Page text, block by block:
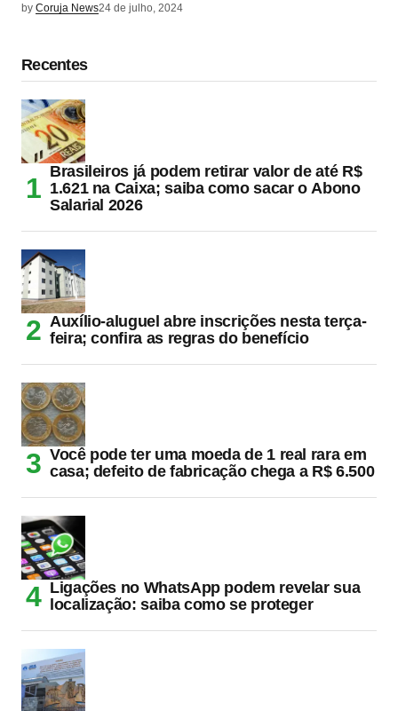
by Coruja News24 de julho, 2024
Recentes
Brasileiros já podem retirar valor de até R$
1.621 na Caixa; saiba como sacar o Abono
Salarial 2026
Auxílio-aluguel abre inscrições nesta terça-
feira; confira as regras do benefício
Você pode ter uma moeda de 1 real rara em
casa; defeito de fabricação chega a R$ 6.500
Ligações no WhatsApp podem revelar sua
localização: saiba como se proteger